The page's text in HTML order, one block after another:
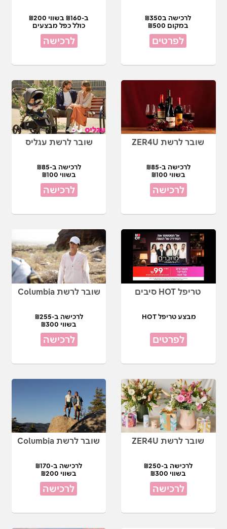
לרכישה ב₪350
במקום ₪500
לפרטים
ב-₪160 בשווי ₪200
כולל כפל מבצעים
לרכישה
שובר לרשת ZER4U
לרכישה ב-₪85
בשווי ₪100
לרכישה
שובר לרשת עגליס
לרכישה ב-₪85
בשווי ₪100
לרכישה
טריפל HOT סיבים
מבצע טריפל HOT
לפרטים
שובר לרשת Columbia
לרכישה ב-₪255
בשווי ₪300
לרכישה
שובר לרשת ZER4U
לרכישה ב-₪250
בשווי ₪300
לרכישה
שובר לרשת Columbia
לרכישה ב-₪170
בשווי ₪200
לרכישה